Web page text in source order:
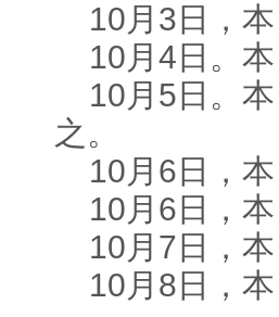
10月3日，
10月4日。
10月5日。
之。
10月6日，
10月6日，
10月7日，
10月8日，